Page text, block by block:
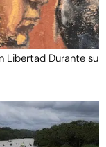
Libertad Durante su